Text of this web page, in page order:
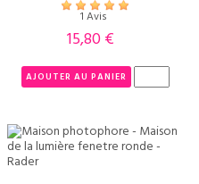
1 Avis
Prix
15,80 €
AJOUTER AU PANIER